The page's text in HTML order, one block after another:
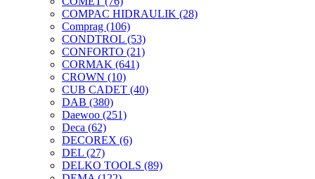
COMPAC HIDRAULIK (28)
Comprag (106)
CONDTROL (53)
CONFORTO (21)
CORMAK (641)
CROWN (10)
CUB CADET (40)
DAB (380)
Daewoo (251)
Deca (62)
DECOREX (6)
DEL (27)
DELKO TOOLS (89)